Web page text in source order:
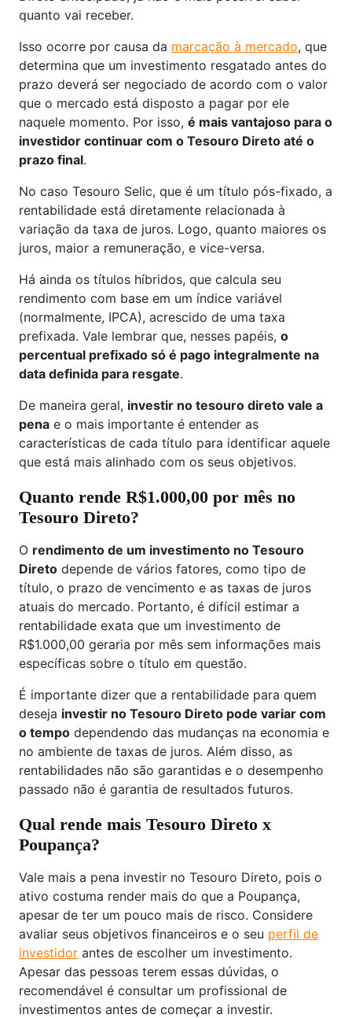
quanto vai receber.
Isso ocorre por causa da marcação à mercado, que
determina que um investimento resgatado antes do
prazo deverá ser negociado de acordo com o valor
que o mercado está disposto a pagar por ele
naquele momento. Por isso, é mais vantajoso para o
investidor continuar com o Tesouro Direto até o
prazo final.
No caso Tesouro Selic, que é um título pós-fixado, a
rentabilidade está diretamente relacionada à
variação da taxa de juros. Logo, quanto maiores os
juros, maior a remuneração, e vice-versa.
Há ainda os títulos híbridos, que calcula seu
rendimento com base em um índice variável
(normalmente, IPCA), acrescido de uma taxa
prefixada. Vale lembrar que, nesses papéis, o
percentual prefixado só é pago integralmente na
data definida para resgate.
De maneira geral, investir no tesouro direto vale a
pena e o mais importante é entender as
características de cada título para identificar aquele
que está mais alinhado com os seus objetivos.
Quanto rende R$1.000,00 por mês no
Tesouro Direto?
O rendimento de um investimento no Tesouro
Direto depende de vários fatores, como tipo de
título, o prazo de vencimento e as taxas de juros
atuais do mercado. Portanto, é difícil estimar a
rentabilidade exata que um investimento de
R$1.000,00 geraria por mês sem informações mais
específicas sobre o título em questão.
É importante dizer que a rentabilidade para quem
deseja investir no Tesouro Direto pode variar com
o tempo dependendo das mudanças na economia e
no ambiente de taxas de juros. Além disso, as
rentabilidades não são garantidas e o desempenho
passado não é garantia de resultados futuros.
Qual rende mais Tesouro Direto x
Poupança?
Vale mais a pena investir no Tesouro Direto, pois o
ativo costuma render mais do que a Poupança,
apesar de ter um pouco mais de risco. Considere
avaliar seus objetivos financeiros e o seu perfil de
investidor antes de escolher um investimento.
Apesar das pessoas terem essas dúvidas, o
recomendável é consultar um profissional de
investimentos antes de começar a investir.